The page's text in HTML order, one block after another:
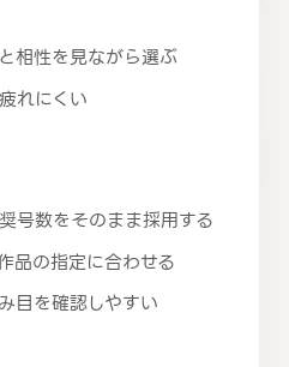
相性を見ながら選ぶ
れにくい
号数をそのまま採用する
品の指定に合わせる
目を確認しやすい